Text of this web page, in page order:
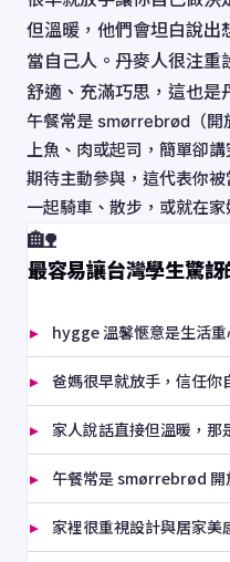
但溫暖，他們會坦白說出
當自己人。丹麥人很注重
舒適、充滿巧思，這也是
午餐常是 smørrebrød（開
上魚、肉或起司，簡單卻
期待主動參與，這代表你
一起騎車、散步，或就在
🏡
最容易讓台灣學生驚訝
hygge 溫馨愜意是生活
爸媽很早就放手，信任你
家人說話直接但溫暖，那
午餐常是 smørrebrød 開
家裡很重視設計與居家美